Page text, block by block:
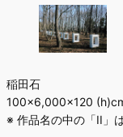
稲田石
100×6,000×120
※ 作品名の中の「II」